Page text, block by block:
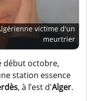
victime d'un
meurtrier
début octobre,
station essence
, à l’est d'Alger.